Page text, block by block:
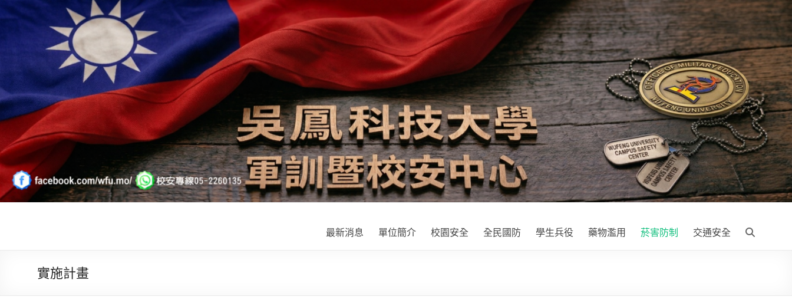
最新消息 單位簡介 校園安全 全民國防 學生兵役 藥物濫用 菸害防制 交通安全
實施計畫